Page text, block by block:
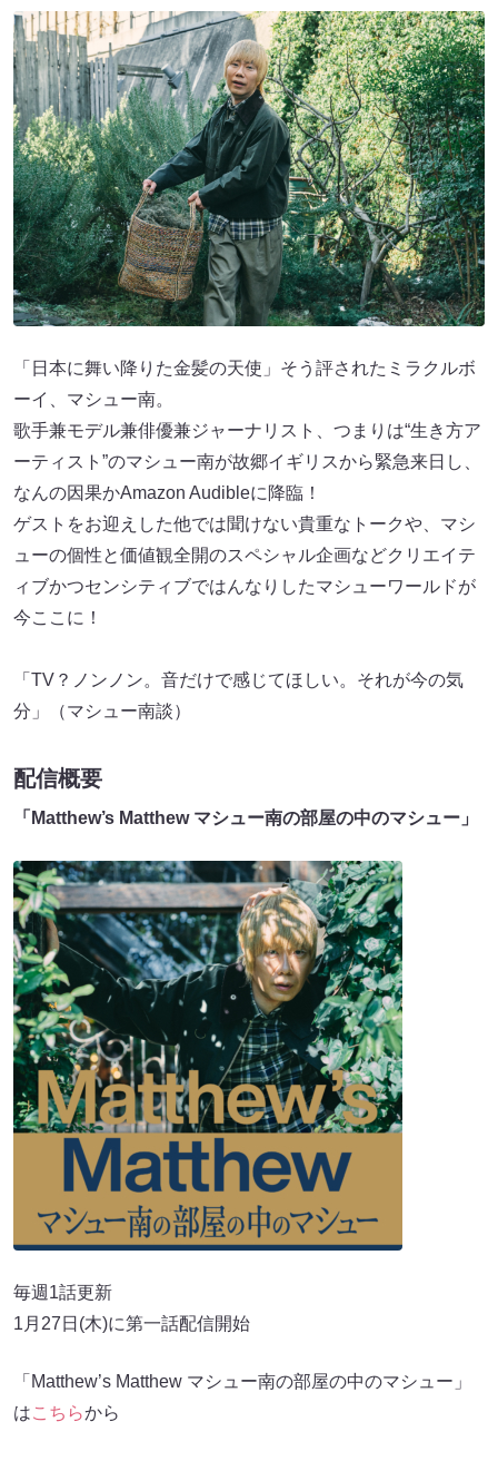
「日本に舞い降りた金髪の天使」そう評されたミラクルボ
ーイ、マシュー南。
歌手兼モデル兼俳優兼ジャーナリスト、つまりは“生き方ア
ーティスト”のマシュー南が故郷イギリスから緊急来日し、
なんの因果かAmazon Audibleに降臨！
ゲストをお迎えした他では聞けない貴重なトークや、マシ
ューの個性と価値観全開のスペシャル企画などクリエイテ
ィブかつセンシティブではんなりしたマシューワールドが
今ここに！
「TV？ノンノン。音だけで感じてほしい。それが今の気
分」（マシュー南談）
配信概要
「Matthew’s Matthew マシュー南の部屋の中のマシュー」
毎週1話更新
1月27日(木)に第一話配信開始
「Matthew’s Matthew マシュー南の部屋の中のマシュー」
はこちらから